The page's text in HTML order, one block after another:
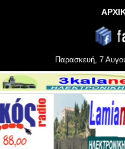
Παρασκευή, 7